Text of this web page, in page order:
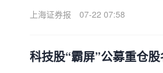
上海证券报
07-22 07:58
科技股“霸屏”公募重仓